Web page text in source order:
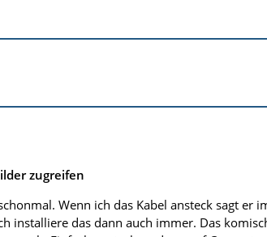
zugreifen
Wenn ich das Kabel ansteck sagt er
installiere das dann auch immer. Das